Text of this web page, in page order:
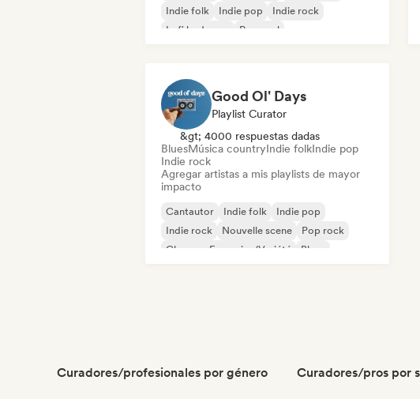
Indie folk
Indie pop
Indie rock
Lofi bedroom
Pop soul
Good Ol' Days
Playlist Curator
&gt; 4000 respuestas dadas
BluesMúsica countryIndie folkIndie pop
Indie rock
Agregar artistas a mis playlists de mayor
impacto
Cantautor Indie folk
Indie pop
Indie rock
Nouvelle scene
Pop rock
Chanson Française/Variété
Blues
Curadores/profesionales por género Curadores/pros por